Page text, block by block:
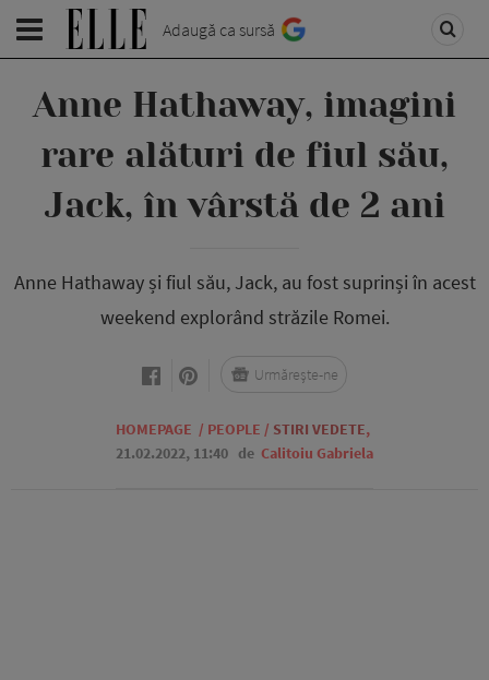
Adaugă ca sursă
Anne Hathaway, imagini
rare alături de fiul său,
Jack, în vârstă de 2 ani
Anne Hathaway și fiul său, Jack, au fost suprinși în acest
weekend explorând străzile Romei.
HOMEPAGE / PEOPLE / STIRI VEDETE,
21.02.2022, 11:40 de Calitoiu Gabriela
Urmărește-ne